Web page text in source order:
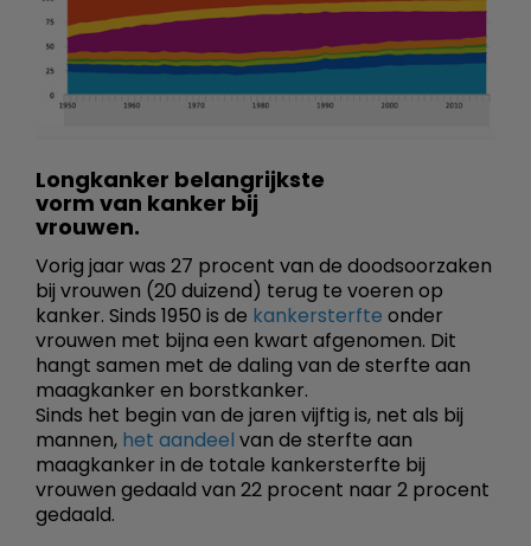
Longkanker belangrijkste
vorm van kanker bij
vrouwen.
Vorig jaar was 27 procent van de doodsoorzaken
bij vrouwen (20 duizend) terug te voeren op
kanker. Sinds 1950 is de kankersterfte onder
vrouwen met bijna een kwart afgenomen. Dit
hangt samen met de daling van de sterfte aan
maagkanker en borstkanker.
Sinds het begin van de jaren vijftig is, net als bij
mannen, het aandeel van de sterfte aan
maagkanker in de totale kankersterfte bij
vrouwen gedaald van 22 procent naar 2 procent
gedaald.